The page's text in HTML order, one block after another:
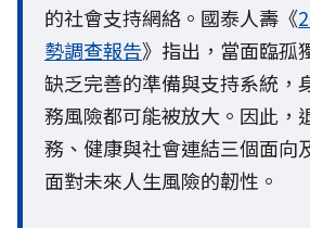
的社會支持網絡。國泰人壽《
勢調查報告》指出，當面臨孤
缺乏完善的準備與支持系統，
務風險都可能被放大。因此，
務、健康與社會連結三個面向
面對未來人生風險的韌性。